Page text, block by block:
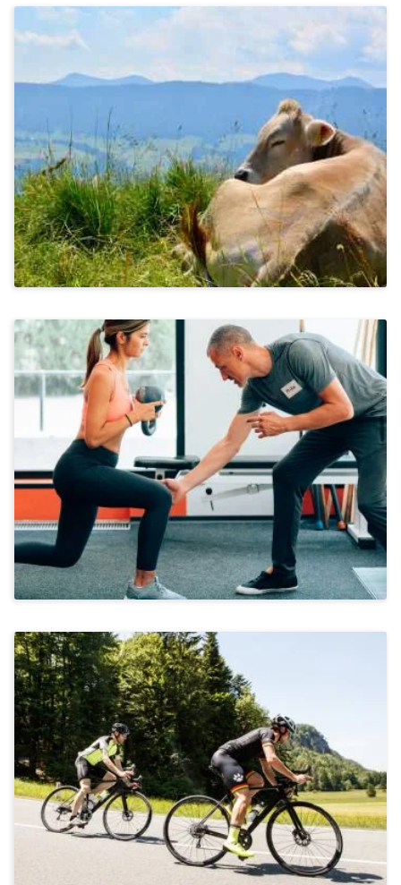
Stressbewältigung & Achtsamkeit, Kommunikation &
Wandern Im Allgäu
Ab 1.300€
Bewegung & Ernährung
Kraftsport In Bad Griesbach
Ab 1.555€
Stressbewältigung & Achtsamkeit, Kommunikation &
Miteinander
Rennradfahren In Fuschl Am See
Ab 1.535 €